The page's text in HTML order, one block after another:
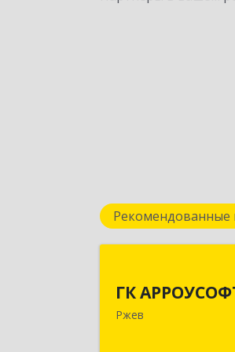
Рекомендованные
ГК
Ржев
Ржев г, Большая